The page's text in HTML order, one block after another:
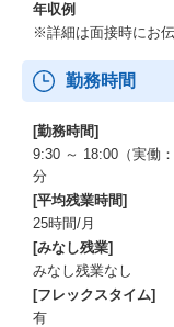
年収例
※詳細は面接時にお
勤務時間
[勤務時間]
9:30 ～ 18:00（実働
分
[平均残業時間]
25時間/月
[みなし残業]
みなし残業なし
[フレックスタイム]
有